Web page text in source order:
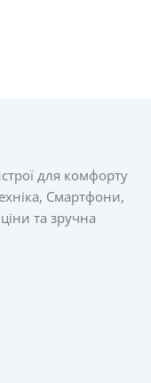
для комфорту
Смартфони,
та зручна